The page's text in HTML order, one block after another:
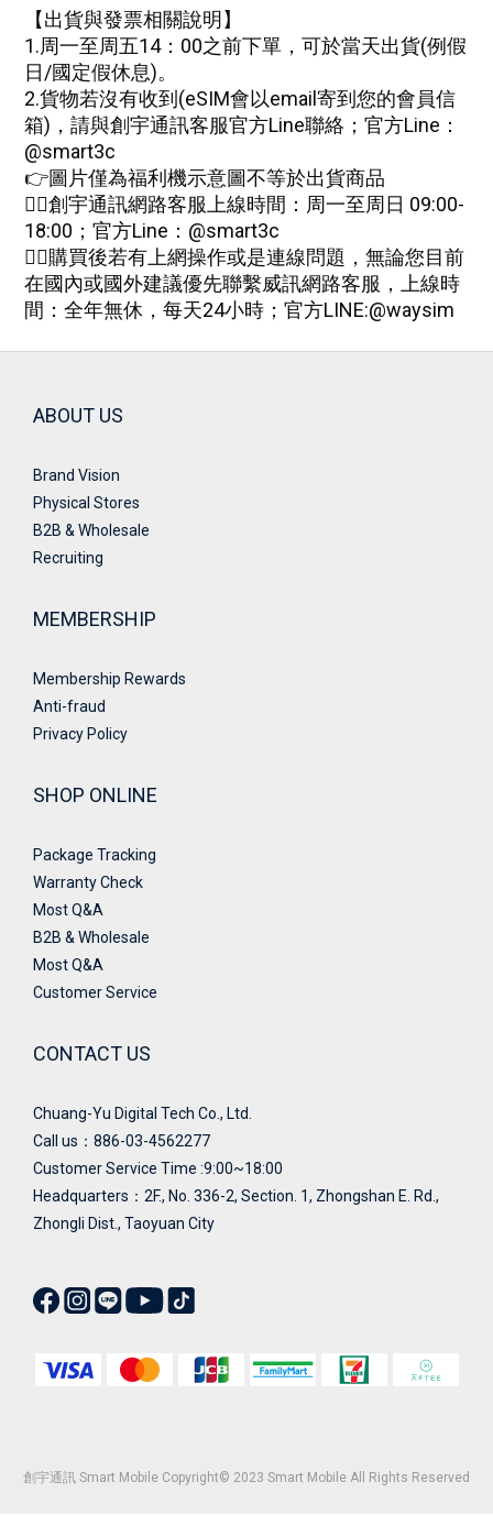
【出貨與發票相關說明】
1.周一至周五14：00之前下單，可於當天出貨(例假
日/國定假休息)。
2.貨物若沒有收到(eSIM會以email寄到您的會員信
箱)，請與創宇通訊客服官方Line聯絡 ； 官方Line：
@smart3c
👉圖片僅為福利機示意圖不等於出貨商品
🙋‍♀創宇通訊網路客服上線時間：周一至周日 09:00-
18:00； 官方Line：@smart3c
🙋‍♀購買後若有上網操作或是連線問題，無論您目前
在國內或國外建議優先聯繫威訊網路客服，上線時
間：全年無休，每天24小時； 官方LINE:@waysim
ABOUT US
Brand Vision
Physical Stores
B2B & Wholesale
Recruiting
MEMBERSHIP
Membership Rewards
Anti-fraud
Privacy Policy
SHOP ONLINE
Package Tracking
Warranty Check
Most Q&A
B2B & Wholesale
Most Q&A
Customer Service
CONTACT US
Chuang-Yu Digital Tech Co., Ltd.
Call us：886-03-4562277
Customer Service Time :9:00~18:00
Headquarters： 2F., No. 336-2, Section. 1, Zhongshan E. Rd.,
Zhongli Dist., Taoyuan City
創宇通訊 Smart Mobile Copyright© 2023 Smart Mobile All Rights Reserved